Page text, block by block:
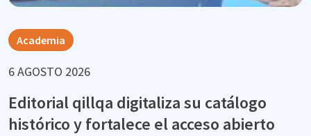
Academia
6 AGOSTO 2026
Editorial qillqa digitaliza su catálogo
histórico y fortalece el acceso abierto